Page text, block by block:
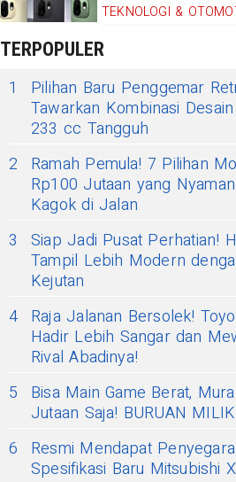
TEKNOLOGI &
TERPOPULER
1
Pilihan Baru Penggemar
Tawarkan Kombinasi
233 cc Tangguh
2
Ramah Pemula! 7 Pilihan
Rp100 Jutaan yang
Kagok di Jalan
3
Siap Jadi Pusat Perhatian!
Tampil Lebih Modern
Kejutan
4 Raja Jalanan Bersolek!
Hadir Lebih Sangar dan
Rival Abadinya!
5
Bisa Main Game Berat,
Jutaan Saja! BURUAN
6
Resmi Mendapat
Spesifikasi Baru Mitsubishi